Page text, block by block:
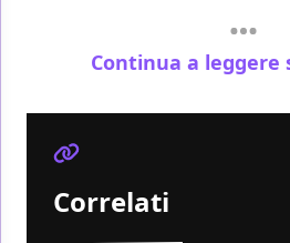
Continua a leggere
Correlati